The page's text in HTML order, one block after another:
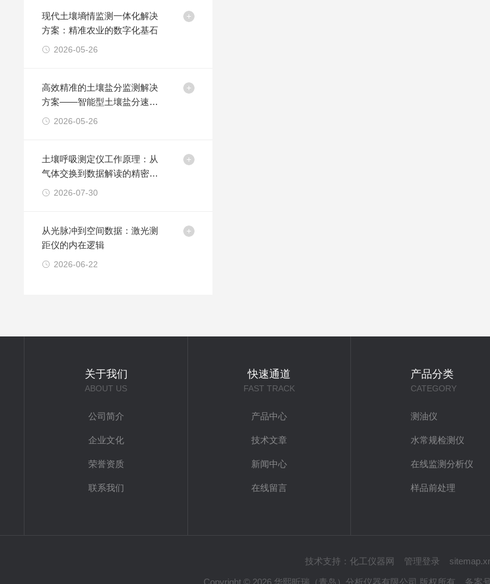
现代土壤墒情监测一体化解决
方案：精准农业的数字化基石
2026-05-26
高效精准的土壤盐分监测解决
方案——智能型土壤盐分速测
仪
2026-05-26
土壤呼吸测定仪工作原理：从
气体交换到数据解读的精密旅
程
2026-07-30
从光脉冲到空间数据：激光测
距仪的内在逻辑
2026-06-22
关于我们
ABOUT US
公司简介
企业文化
荣誉资质
联系我们
快速通道
FAST TRACK
产品中心
技术文章
新闻中心
在线留言
产品分类
CATEGORY
测油仪
水常规检测仪
在线监测分析仪
样品前处理
技术支持： 化工仪器网 管理登录
Copyright © 2026 华熙昕瑞（青岛）分析仪器有限公司 版权所有 备案